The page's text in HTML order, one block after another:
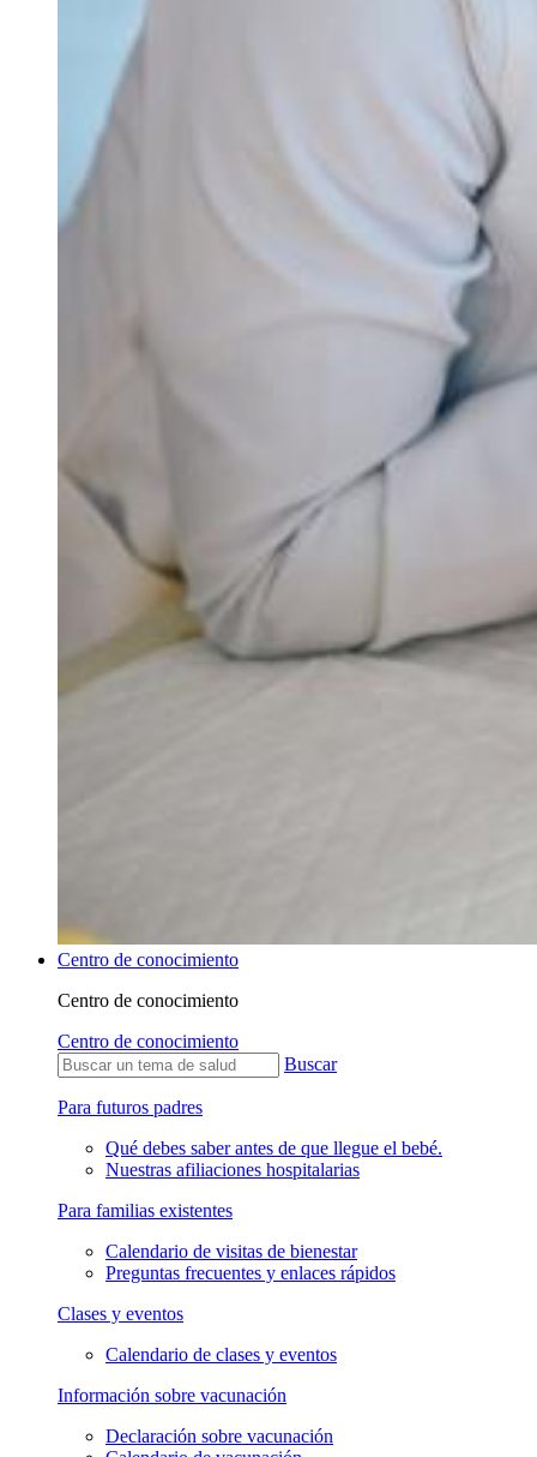
Centro de conocimiento
Centro de conocimiento
Centro de conocimiento
Buscar
Para futuros padres
Qué debes saber antes de que llegue el bebé.
Nuestras afiliaciones hospitalarias
Para familias existentes
Calendario de visitas de bienestar
Preguntas frecuentes y enlaces rápidos
Clases y eventos
Calendario de clases y eventos
Información sobre vacunación
Declaración sobre vacunación